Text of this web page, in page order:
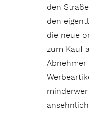
den
den
die neue
zum Kauf